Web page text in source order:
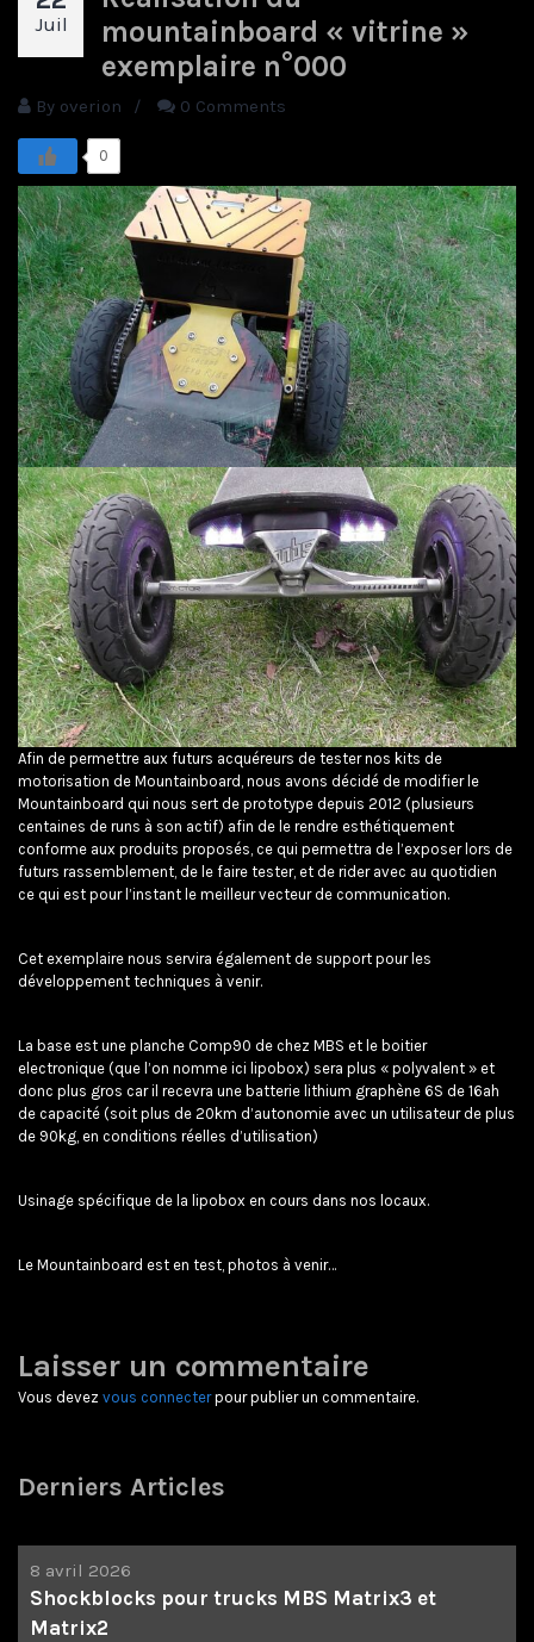
Juil
mountainboard « vitrine »
exemplaire n°000
By overion / 0 Comments
0
Afin de permettre aux futurs acquéreurs de tester nos kits de
motorisation de Mountainboard, nous avons décidé de modifier le
Mountainboard qui nous sert de prototype depuis 2012 (plusieurs
centaines de runs à son actif) afin de le rendre esthétiquement
conforme aux produits proposés, ce qui permettra de l’exposer lors de
futurs rassemblement, de le faire tester, et de rider avec au quotidien
ce qui est pour l’instant le meilleur vecteur de communication.
Cet exemplaire nous servira également de support pour les
développement techniques à venir.
La base est une planche Comp90 de chez MBS et le boitier
electronique (que l’on nomme ici lipobox) sera plus « polyvalent » et
donc plus gros car il recevra une batterie lithium graphène 6S de 16ah
de capacité (soit plus de 20km d’autonomie avec un utilisateur de plus
de 90kg, en conditions réelles d’utilisation)
Usinage spécifique de la lipobox en cours dans nos locaux.
Le Mountainboard est en test, photos à venir…
Laisser un commentaire
Vous devez vous connecterpour publier un commentaire.
Derniers Articles
8 avril 2026
Shockblocks pour trucks MBS Matrix3 et
Matrix2